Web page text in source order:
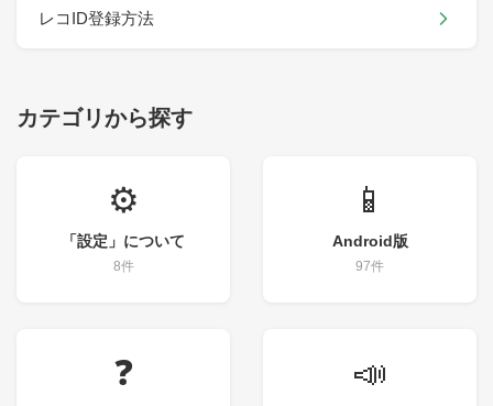
レコID登録方法
カテゴリから探す
⚙️
「設定」について
8件
📱
Android版
97件
❓ 📣